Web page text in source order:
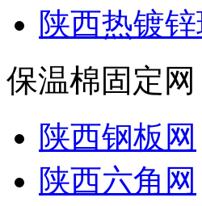
陕西热镀
保温棉固定网
陕西钢板网
陕西六角网